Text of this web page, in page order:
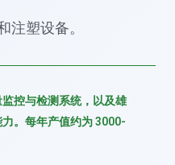
注塑设备。
控与检测系统，以及雄
。每年产值约为 3000-